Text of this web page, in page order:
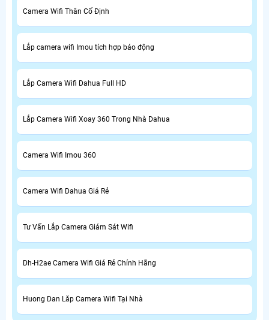
Camera Wifi Thân Cố Định
Lắp camera wifi Imou tích hợp báo động
Lắp Camera Wifi Dahua Full HD
Lắp Camera Wifi Xoay 360 Trong Nhà Dahua
Camera Wifi Imou 360
Camera Wifi Dahua Giá Rẻ
Tư Vấn Lắp Camera Giám Sát Wifi
Dh-H2ae Camera Wifi Giá Rẻ Chính Hãng
Huong Dan Lăp Camera Wifi Tại Nhà